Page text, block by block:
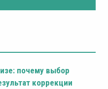
почему выбор
коррекции